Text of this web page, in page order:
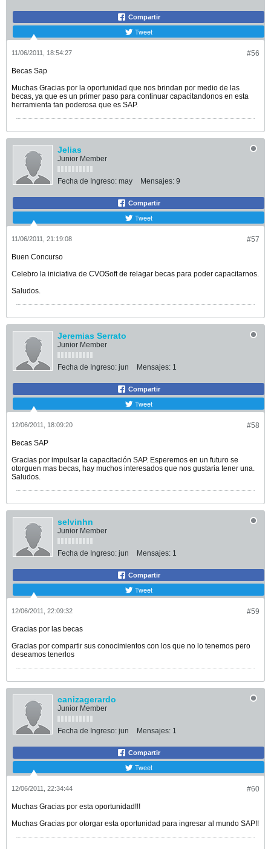
Compartir
Tweet
#56
11/06/2011, 18:54:27
Becas Sap
Muchas Gracias por la oportunidad que nos brindan por medio de las
becas, ya que es un primer paso para continuar capacitandonos en esta
herramienta tan poderosa que es SAP.
Jelias
Junior Member
Fecha de Ingreso: may Mensajes: 9
Compartir
Tweet
#57
11/06/2011, 21:19:08
Buen Concurso
Celebro la iniciativa de CVOSoft de relagar becas para poder capacitarnos.
Saludos.
Jeremias Serrato
Junior Member
Fecha de Ingreso: jun Mensajes: 1
Compartir
Tweet
#58
12/06/2011, 18:09:20
Becas SAP
Gracias por impulsar la capacitación SAP. Esperemos en un futuro se
otorguen mas becas, hay muchos interesados que nos gustaria tener una.
Saludos.
selvinhn
Junior Member
Fecha de Ingreso: jun Mensajes: 1
Compartir
Tweet
#59
12/06/2011, 22:09:32
Gracias por las becas
Gracias por compartir sus conocimientos con los que no lo tenemos pero
deseamos tenerlos
canizagerardo
Junior Member
Fecha de Ingreso: jun Mensajes: 1
Compartir
Tweet
#60
12/06/2011, 22:34:44
Muchas Gracias por esta oportunidad!!!
Muchas Gracias por otorgar esta oportunidad para ingresar al mundo SAP!!